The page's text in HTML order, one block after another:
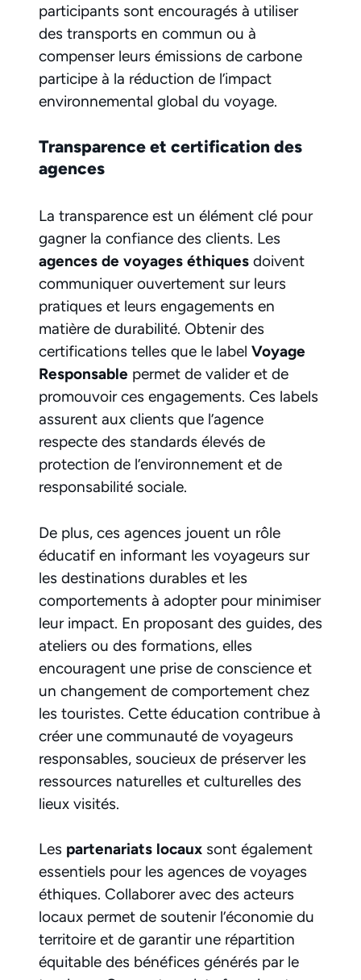
participants sont encouragés à utiliser
des transports en commun ou à
compenser leurs émissions de carbone
participe à la réduction de l’impact
environnemental global du voyage.
Transparence et certification des
agences
La transparence est un élément clé pour
gagner la confiance des clients. Les
agences de voyages éthiques doivent
communiquer ouvertement sur leurs
pratiques et leurs engagements en
matière de durabilité. Obtenir des
certifications telles que le label Voyage
Responsable permet de valider et de
promouvoir ces engagements. Ces labels
assurent aux clients que l’agence
respecte des standards élevés de
protection de l’environnement et de
responsabilité sociale.
De plus, ces agences jouent un rôle
éducatif en informant les voyageurs sur
les destinations durables et les
comportements à adopter pour minimiser
leur impact. En proposant des guides, des
ateliers ou des formations, elles
encouragent une prise de conscience et
un changement de comportement chez
les touristes. Cette éducation contribue à
créer une communauté de voyageurs
responsables, soucieux de préserver les
ressources naturelles et culturelles des
lieux visités.
Les partenariats locaux sont également
essentiels pour les agences de voyages
éthiques. Collaborer avec des acteurs
locaux permet de soutenir l’économie du
territoire et de garantir une répartition
équitable des bénéfices générés par le